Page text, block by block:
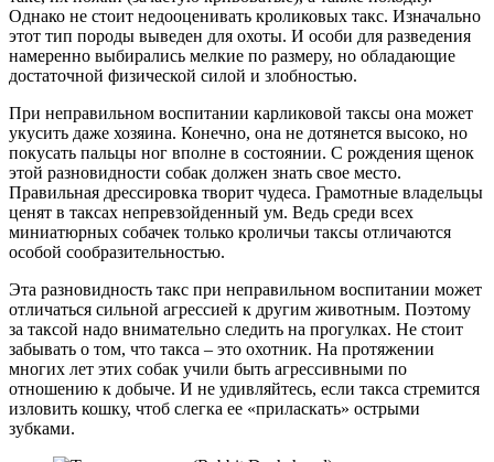
Однако не стоит недооценивать кроликовых такс. Изначально
этот тип породы выведен для охоты. И особи для разведения
намеренно выбирались мелкие по размеру, но обладающие
достаточной физической силой и злобностью.
При неправильном воспитании карликовой таксы она может
укусить даже хозяина. Конечно, она не дотянется высоко, но
покусать пальцы ног вполне в состоянии. С рождения щенок
этой разновидности собак должен знать свое место.
Правильная дрессировка творит чудеса. Грамотные владельцы
ценят в таксах непревзойденный ум. Ведь среди всех
миниатюрных собачек только кроличьи таксы отличаются
особой сообразительностью.
Эта разновидность такс при неправильном воспитании может
отличаться сильной агрессией к другим животным. Поэтому
за таксой надо внимательно следить на прогулках. Не стоит
забывать о том, что такса – это охотник. На протяжении
многих лет этих собак учили быть агрессивными по
отношению к добыче. И не удивляйтесь, если такса стремится
изловить кошку, чтоб слегка ее «приласкать» острыми
зубками.